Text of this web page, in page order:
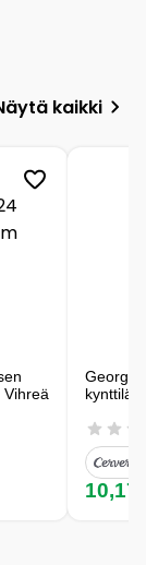
kaikki
Georg
kynttilä
10,17